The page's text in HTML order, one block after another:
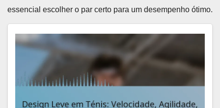
essencial escolher o par certo para um desempenho ótimo.